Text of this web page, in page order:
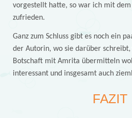
vorgestellt hatte, so war ich mit dem
zufrieden.
Ganz zum Schluss gibt es noch ein
der Autorin, wo sie darüber
Botschaft mit Amrita übermitteln
interessant und insgesamt auch
FAZIT